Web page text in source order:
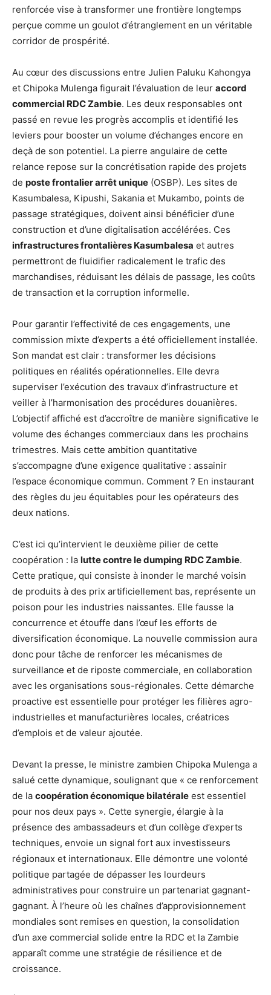
renforcée vise à transformer une frontière longtemps
perçue comme un goulot d’étranglement en un véritable
corridor de prospérité.
Au cœur des discussions entre Julien Paluku Kahongya
et Chipoka Mulenga figurait l’évaluation de leur accord
commercial RDC Zambie. Les deux responsables ont
passé en revue les progrès accomplis et identifié les
leviers pour booster un volume d’échanges encore en
deçà de son potentiel. La pierre angulaire de cette
relance repose sur la concrétisation rapide des projets
de poste frontalier arrêt unique (OSBP). Les sites de
Kasumbalesa, Kipushi, Sakania et Mukambo, points de
passage stratégiques, doivent ainsi bénéficier d’une
construction et d’une digitalisation accélérées. Ces
infrastructures frontalières Kasumbalesa et autres
permettront de fluidifier radicalement le trafic des
marchandises, réduisant les délais de passage, les coûts
de transaction et la corruption informelle.
Pour garantir l’effectivité de ces engagements, une
commission mixte d’experts a été officiellement installée.
Son mandat est clair : transformer les décisions
politiques en réalités opérationnelles. Elle devra
superviser l’exécution des travaux d’infrastructure et
veiller à l’harmonisation des procédures douanières.
L’objectif affiché est d’accroître de manière significative le
volume des échanges commerciaux dans les prochains
trimestres. Mais cette ambition quantitative
s’accompagne d’une exigence qualitative : assainir
l’espace économique commun. Comment ? En instaurant
des règles du jeu équitables pour les opérateurs des
deux nations.
C’est ici qu’intervient le deuxième pilier de cette
coopération : la lutte contre le dumping RDC Zambie.
Cette pratique, qui consiste à inonder le marché voisin
de produits à des prix artificiellement bas, représente un
poison pour les industries naissantes. Elle fausse la
concurrence et étouffe dans l’œuf les efforts de
diversification économique. La nouvelle commission aura
donc pour tâche de renforcer les mécanismes de
surveillance et de riposte commerciale, en collaboration
avec les organisations sous-régionales. Cette démarche
proactive est essentielle pour protéger les filières agro-
industrielles et manufacturières locales, créatrices
d’emplois et de valeur ajoutée.
Devant la presse, le ministre zambien Chipoka Mulenga a
salué cette dynamique, soulignant que « ce renforcement
de la coopération économique bilatérale est essentiel
pour nos deux pays ». Cette synergie, élargie à la
présence des ambassadeurs et d’un collège d’experts
techniques, envoie un signal fort aux investisseurs
régionaux et internationaux. Elle démontre une volonté
politique partagée de dépasser les lourdeurs
administratives pour construire un partenariat gagnant-
gagnant. À l’heure où les chaînes d’approvisionnement
mondiales sont remises en question, la consolidation
d’un axe commercial solide entre la RDC et la Zambie
apparaît comme une stratégie de résilience et de
croissance.